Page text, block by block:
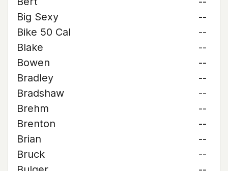
Big Sexy
--
Bike 50 Cal
--
Blake
--
Bowen
--
Bradley
--
Bradshaw
--
Brehm
--
Brenton
--
Brian
--
Bruck
--